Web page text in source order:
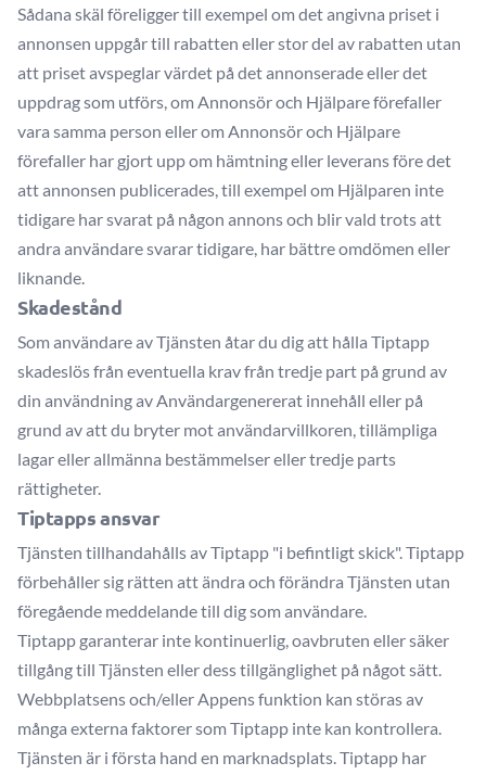
Sådana skäl föreligger till exempel om det angivna priset i
annonsen uppgår till rabatten eller stor del av rabatten utan
att priset avspeglar värdet på det annonserade eller det
uppdrag som utförs, om Annonsör och Hjälpare förefaller
vara samma person eller om Annonsör och Hjälpare
förefaller har gjort upp om hämtning eller leverans före det
att annonsen publicerades, till exempel om Hjälparen inte
tidigare har svarat på någon annons och blir vald trots att
andra användare svarar tidigare, har bättre omdömen eller
liknande.
Skadestånd
Som användare av Tjänsten åtar du dig att hålla Tiptapp
skadeslös från eventuella krav från tredje part på grund av
din användning av Användargenererat innehåll eller på
grund av att du bryter mot användarvillkoren, tillämpliga
lagar eller allmänna bestämmelser eller tredje parts
rättigheter.
Tiptapps ansvar
Tjänsten tillhandahålls av Tiptapp "i befintligt skick". Tiptapp
förbehåller sig rätten att ändra och förändra Tjänsten utan
föregående meddelande till dig som användare.
Tiptapp garanterar inte kontinuerlig, oavbruten eller säker
tillgång till Tjänsten eller dess tillgänglighet på något sätt.
Webbplatsens och/eller Appens funktion kan störas av
många externa faktorer som Tiptapp inte kan kontrollera.
Tjänsten är i första hand en marknadsplats. Tiptapp har